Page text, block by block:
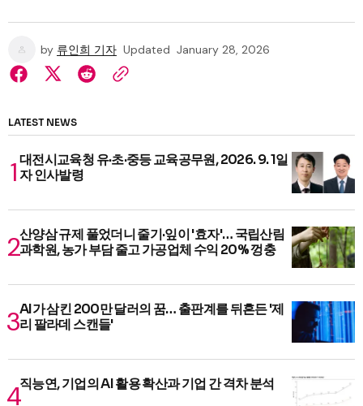
by 류인희 기자 Updated January 28, 2026
LATEST NEWS
대전시교육청 유·초·중등 교육공무원, 2026. 9. 1일
자 인사발령
산양삼 규제 풀었더니 줄기·잎이 '효자'… 국립산림
과학원, 농가 부담 줄고 가공업체 수익 20% 껑충
AI가 삼킨 200만 달러의 꿈… 출판계를 뒤흔든 '제
리 팔라데 스캔들'
직능연, 기업의 AI 활용 확산과 기업 간 격차 분석